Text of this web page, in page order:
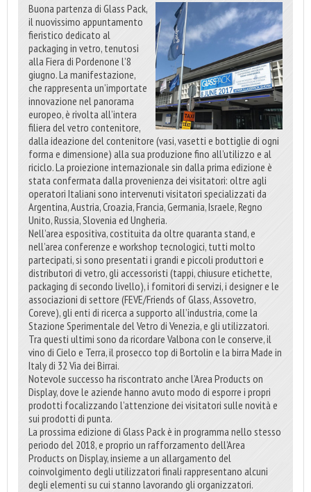
Buona partenza di Glass Pack,
il nuovissimo appuntamento
fieristico dedicato al
packaging in vetro, tenutosi
alla Fiera di Pordenone l’8
giugno. La manifestazione,
che rappresenta un’importate
innovazione nel panorama
europeo, è rivolta all’intera
filiera del vetro contenitore,
dalla ideazione del contenitore (vasi, vasetti e bottiglie di ogni
forma e dimensione) alla sua produzione fino all’utilizzo e al
riciclo. La proiezione internazionale sin dalla prima edizione è
stata confermata dalla provenienza dei visitatori: oltre agli
operatori Italiani sono intervenuti visitatori specializzati da
Argentina, Austria, Croazia, Francia, Germania, Israele, Regno
Unito, Russia, Slovenia ed Ungheria.
Nell’area espositiva, costituita da oltre quaranta stand, e
nell’area conferenze e workshop tecnologici, tutti molto
partecipati, si sono presentati i grandi e piccoli produttori e
distributori di vetro, gli accessoristi (tappi, chiusure etichette,
packaging di secondo livello), i fornitori di servizi, i designer e le
associazioni di settore (FEVE/Friends of Glass, Assovetro,
Coreve), gli enti di ricerca a supporto all’industria, come la
Stazione Sperimentale del Vetro di Venezia, e gli utilizzatori.
Tra questi ultimi sono da ricordare Valbona con le conserve, il
vino di Cielo e Terra, il prosecco top di Bortolin e la birra Made in
Italy di 32 Via dei Birrai.
Notevole successo ha riscontrato anche l’Area Products on
Display, dove le aziende hanno avuto modo di esporre i propri
prodotti focalizzando l’attenzione dei visitatori sulle novità e
sui prodotti di punta.
La prossima edizione di Glass Pack è in programma nello stesso
periodo del 2018, e proprio un rafforzamento dell’Area
Products on Display, insieme a un allargamento del
coinvolgimento degli utilizzatori finali rappresentano alcuni
degli elementi su cui stanno lavorando gli organizzatori.